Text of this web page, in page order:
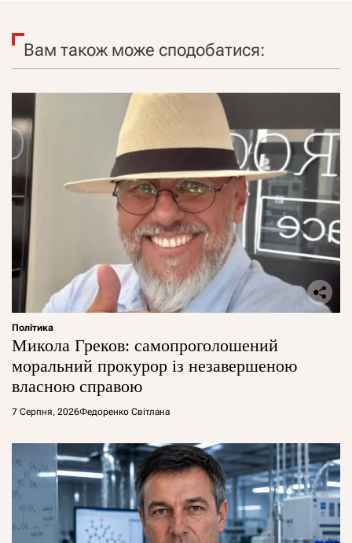
Вам також може сподобатися:
Політика
Микола Греков: самопроголошений
моральний прокурор із незавершеною
власною справою
7 Серпня, 2026Федоренко Світлана